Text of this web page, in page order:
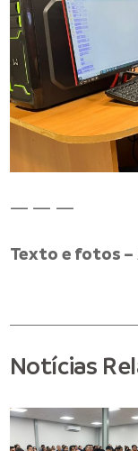
— — —
Texto e fotos –
Notícias